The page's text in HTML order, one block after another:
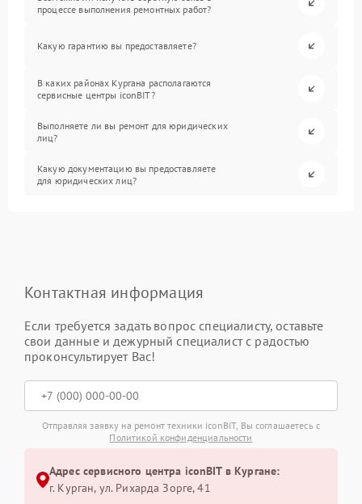
процессе выполнения ремонтных работ?
Какую гарантию вы предоставляете?
В каких районах Кургана располагаются
сервисные центры iconBIT?
Выполняете ли вы ремонт для юридических
лиц?
Какую документацию вы предоставляете
для юридических лиц?
Контактная информация
Если требуется задать вопрос специалисту, оставьте
свои данные и дежурный специалист с радостью
проконсультирует Вас!
Отправляя заявку на ремонт техники iconBIT, Вы соглашаетесь с
Политикой конфиденциальности
Адрес сервисного центра iconBIT в Кургане:
г. Курган, ул. Рихарда Зорге, 41